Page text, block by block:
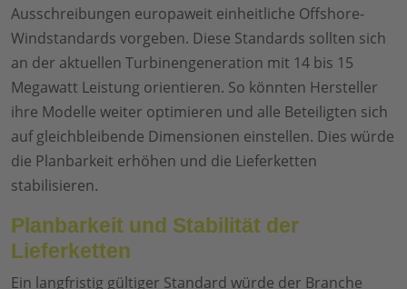
Ausschreibungen europaweit einheitliche Offshore-
Windstandards vorgeben. Diese Standards sollten sich
an der aktuellen Turbinengeneration mit 14 bis 15
Megawatt Leistung orientieren. So könnten Hersteller
ihre Modelle weiter optimieren und alle Beteiligten sich
auf gleichbleibende Dimensionen einstellen. Dies würde
die Planbarkeit erhöhen und die Lieferketten
stabilisieren.
Planbarkeit und Stabilität der
Lieferketten
Ein langfristig gültiger Standard würde der Branche